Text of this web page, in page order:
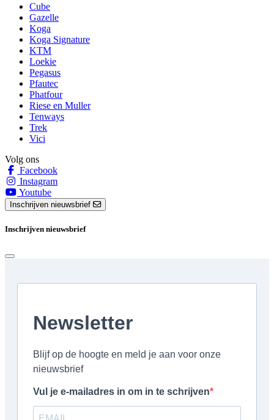
Cube
Gazelle
Koga
Koga Signature
KTM
Loekie
Pegasus
Pfautec
Phatfour
Riese en Muller
Tenways
Trek
Vici
Volg ons
Facebook
Instagram
Youtube
Inschrijven nieuwsbrief
Inschrijven nieuwsbrief